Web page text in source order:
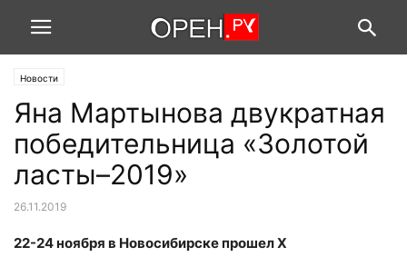
Новости
Яна Мартынова двукратная
победительница «Золотой
ласты–2019»
26.11.2019
22-24 ноября в Новосибирске прошел X